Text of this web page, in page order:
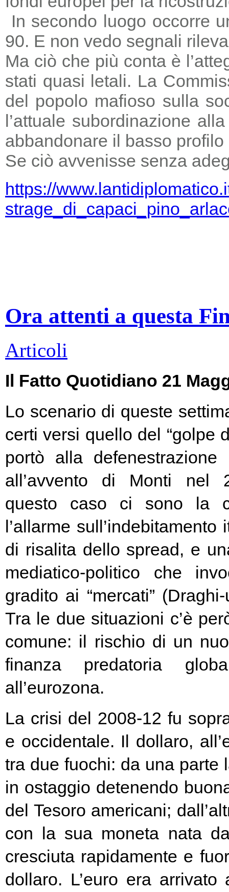
In secondo luogo occorre
90. E non vedo segnali
Ma ciò che più conta è
stati quasi letali. La
del popolo mafioso sulla
l’attuale subordinazione
abbandonare il basso
Se ciò avvenisse senza
https://
Ora attenti a questa
Articoli
Il Fatto Quotidiano 21
Lo scenario di queste
certi versi quello del “golpe
portò alla
all’avvento di Monti nel
questo caso ci sono la
l’allarme
di risalita dello spread, e
mediatico-politico che
gradito ai “mercati”
Tra le due situazioni c’è
comune: il rischio di un
finanza predatoria
all’eurozona.
La crisi del 2008-12 fu
e occidentale. Il dollaro,
tra due fuochi: da una parte
in ostaggio detenendo
del Tesoro americani;
con la sua moneta nata
cresciuta rapidamente e
dollaro. L’euro era